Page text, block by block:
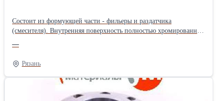
Состоит из формующей части - фильеры и раздатчика
(смесителя). Внутренняя поверхность полностью хромированная
модификаций.Производитель: Китай
—
Рязань